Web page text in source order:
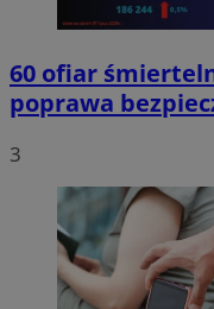
60 ofiar
poprawa
3